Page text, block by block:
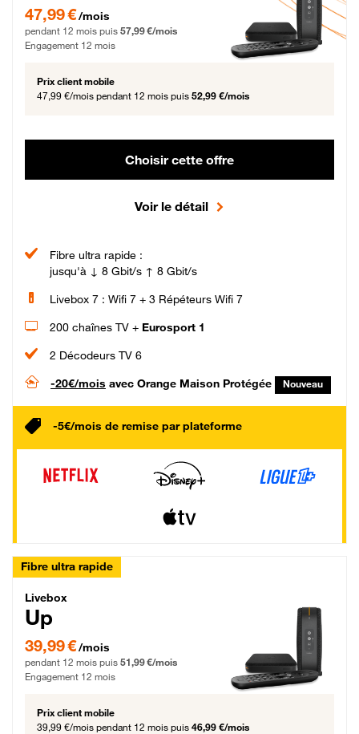
47,99 € par mois pendant 12 mois puis 57,99 € par mois, Engagement 12 mois
47,99 €/mois
pendant 12 mois puis 57,99 €/mois
Engagement 12 mois
Prix client mobile
47,99 €/mois pendant 12 mois puis 52,99 €/mois
Choisir cette offre
Voir le détail
Fibre ultra rapide :
jusqu'à ↓ 8 Gbit/s ↑ 8 Gbit/s
Livebox 7 : Wifi 7 + 3 Répéteurs Wifi 7
200 chaînes TV + Eurosport 1
2 Décodeurs TV 6
-20€/mois avec Orange Maison Protégée Nouveau
-5€/mois de remise par plateforme
Fibre ultra rapide
Livebox Up Fibre
Livebox
Up
39,99 € par mois pendant 12 mois puis 51,99 € par mois, Engagement 12 mois
39,99 €/mois
pendant 12 mois puis 51,99 €/mois
Engagement 12 mois
Prix client mobile
39,99 €/mois pendant 12 mois puis 46,99 €/mois